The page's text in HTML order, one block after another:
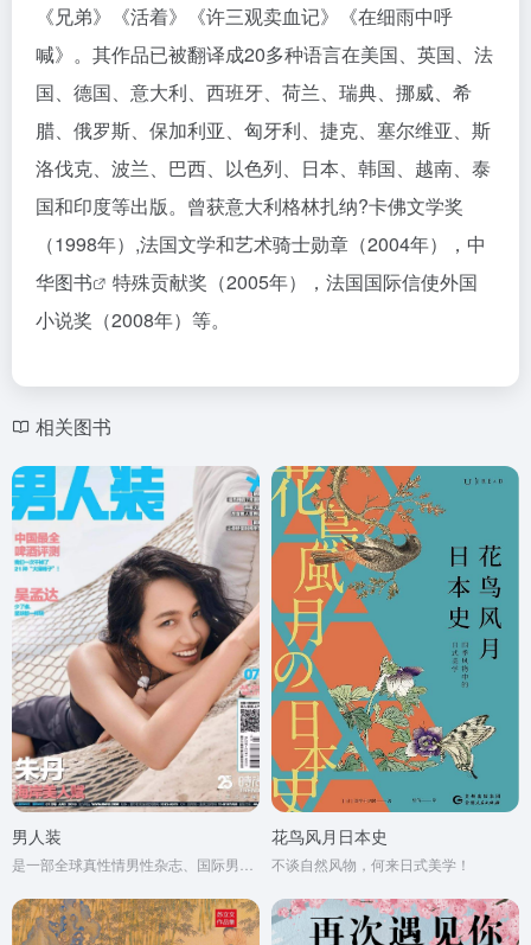
《兄弟》《活着》《许三观卖血记》《在细雨中呼
喊》。其作品已被翻译成20多种语言在美国、英国、法
国、德国、意大利、西班牙、荷兰、瑞典、挪威、希
腊、俄罗斯、保加利亚、匈牙利、捷克、塞尔维亚、斯
洛伐克、波兰、巴西、以色列、日本、韩国、越南、泰
国和印度等出版。曾获意大利格林扎纳?卡佛文学奖
（1998年）,法国文学和艺术骑士勋章（2004年），中
华图书
特殊贡献奖（2005年），法国国际信使外国
小说奖（2008年）等。
相关图书
男人装 花鸟风月日本史
不谈自然风物，何来日式美学！